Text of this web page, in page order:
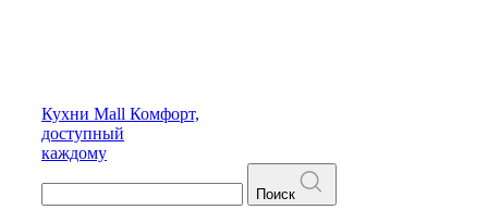
Кухни Mall Комфорт,
доступный
каждому
Поиск